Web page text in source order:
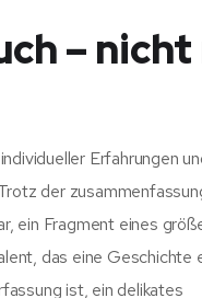
– nicht
Erfahrungen
der
ein Fragment eines
das eine Geschichte
ist, ein delikates